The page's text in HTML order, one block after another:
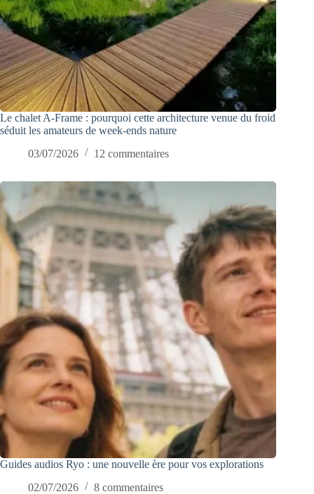
Le chalet A-Frame : pourquoi cette architecture venue du froid
séduit les amateurs de week-ends nature
03/07/2026
12 commentaires
Guides audios Ryo : une nouvelle ère pour vos explorations
02/07/2026
8 commentaires